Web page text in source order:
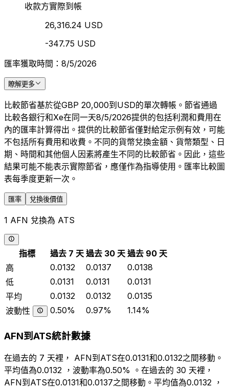
收款方實際到帳
26,316.24 USD
-347.75 USD
匯率獲取時間：8/5/2026
瞭解更多
比較節省基於從GBP 20,000到USD的單次轉帳。節省通過
比較各銀行和Xe在同一天8/5/2026提供的包括利潤和費用在
內的匯率計算得出。提供的比較節省僅對給定示例有效，可能
不包括所有費用和收費。不同的貨幣兌換金額、貨幣類型、日
期、時間和其他個人因素將產生不同的比較節省。因此，這些
結果可能不能表示實際節省，應僅作為指導使用。匯率比較圖
表每季度更新一次。
匯率 兌換後價值
1 AFN 兌換為 ATS
指標 過去 7 天 過去 30 天 過去 90 天
高
0.0132 0.0137
0.0138
低
0.0131 0.0131
0.0131
平均
0.0132 0.0132
0.0135
波動性
0.50% 0.97% 1.14%
AFN到ATS統計數據
在過去的 7 天裡， AFN到ATS在0.0131和0.0132之間移動。
平均值為0.0132 ，波動率為0.50% 。在過去的 30 天裡，
AFN到ATS在0.0131和0.0137之間移動。平均值為0.0132 ，